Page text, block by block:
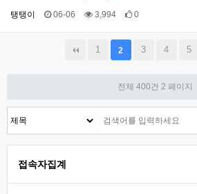
탱탱이 06-06 3,994 0
1 2 3 4 5
전체 400건 2 페이지
접속자집계